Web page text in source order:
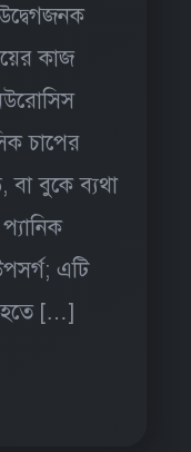
কাজ
চাপের
বা বুকে ব্যথা
এটি
হতে […]